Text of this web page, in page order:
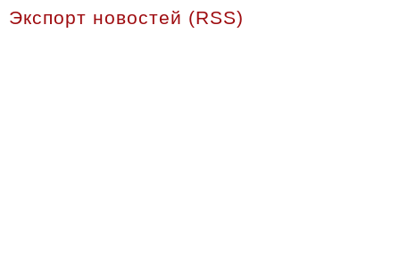
Экспорт новостей (RSS)